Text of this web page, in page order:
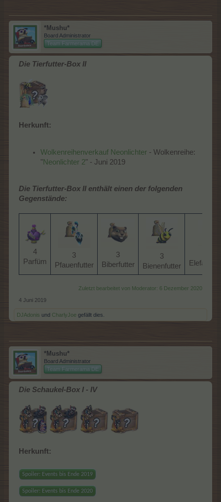
*Mushu*
Board Administrator
Team Farmerama DE
Die Tierfutter-Box II
Herkunft:
Wolkenreihenverkauf Neonlichter - Wolkenreihe:
"Neonlichter 2" - Juni 2019
Die Tierfutter-Box II enthält einen der folgenden
Gegenstände:
4
Parfüm​
3
Pfauenfutter​
3
Biberfutter​
3
Bienenfutter​
Zuletzt bearbeitet von Moderator: 6 Dezember 2020
4 Juni 2019
DJAdonis und CharlyJoe gefällt dies.
*Mushu*
Board Administrator
Team Farmerama DE
Die Schaukel-Box I - IV
Herkunft:
Spoiler: Events bis Ende 2019
Spoiler: Events bis Ende 2020